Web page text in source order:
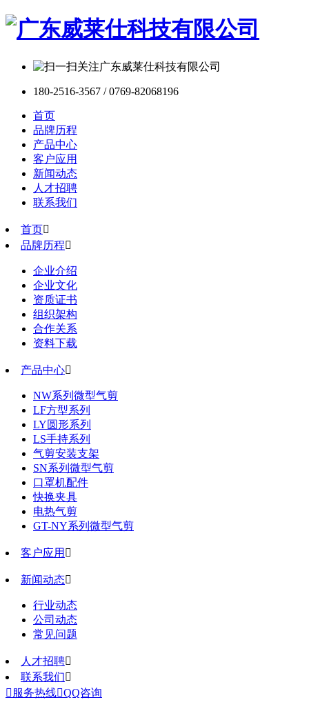
180-2516-3567 / 0769-82068196
首页
品牌历程
产品中心
客户应用
新闻动态
人才招聘
联系我们
首页
品牌历程
企业介绍
企业文化
资质证书
组织架构
合作关系
资料下载
产品中心
NW系列微型气剪
LF方型系列
LY圆形系列
LS手持系列
气剪安装支架
SN系列微型气剪
口罩机配件
快换夹具
电热气剪
GT-NY系列微型气剪
客户应用 
新闻动态
行业动态
公司动态
常见问题
人才招聘
联系我们
 服务热线QQ咨询